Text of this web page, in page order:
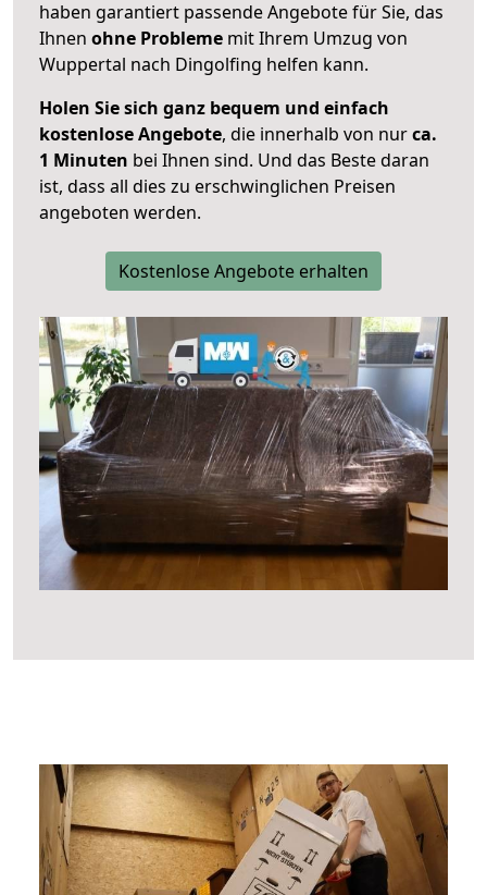
haben garantiert passende Angebote für Sie, das
Ihnen ohne Probleme mit Ihrem Umzug von
Wuppertal nach Dingolfing helfen kann.
Holen Sie sich ganz bequem und einfach
kostenlose Angebote, die innerhalb von nurca.
1 Minuten bei Ihnen sind. Und das Beste daran
ist, dass all dies zu erschwinglichen Preisen
angeboten werden.
Kostenlose Angebote erhalten